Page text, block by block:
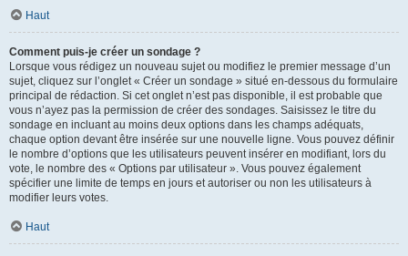
Haut
Comment puis-je créer un sondage ?
Lorsque vous rédigez un nouveau sujet ou modifiez le premier message d’un
sujet, cliquez sur l’onglet « Créer un sondage » situé en-dessous du formulaire
principal de rédaction. Si cet onglet n’est pas disponible, il est probable que
vous n’ayez pas la permission de créer des sondages. Saisissez le titre du
sondage en incluant au moins deux options dans les champs adéquats,
chaque option devant être insérée sur une nouvelle ligne. Vous pouvez définir
le nombre d’options que les utilisateurs peuvent insérer en modifiant, lors du
vote, le nombre des « Options par utilisateur ». Vous pouvez également
spécifier une limite de temps en jours et autoriser ou non les utilisateurs à
modifier leurs votes.
Haut